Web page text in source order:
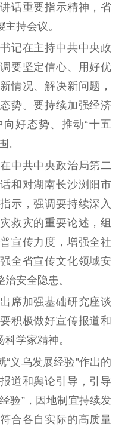
研究阐释
成果集萃
资料下载
新闻发布
品牌栏目
文化传承
文化产业
紫艺舞台
文明培育
话重要指示精神，省
持会议。
在主持中共中央政
要坚定信心、用好优
情况、解决新问题，
势。要持续加强经济
好态势、推动“十五
。
共中央政治局第二
和对湖南长沙浏阳市
示，强调要持续深入
救灾的重要论述，组
宣传力度，增强全社
全省宣传文化领域安
安全隐患。
加强基础研究座谈
积极做好宣传报道和
学家精神。
乌发展经验”作出的
道和舆论引导，引导
验”，因地制宜持续发
合各自实际的高质量